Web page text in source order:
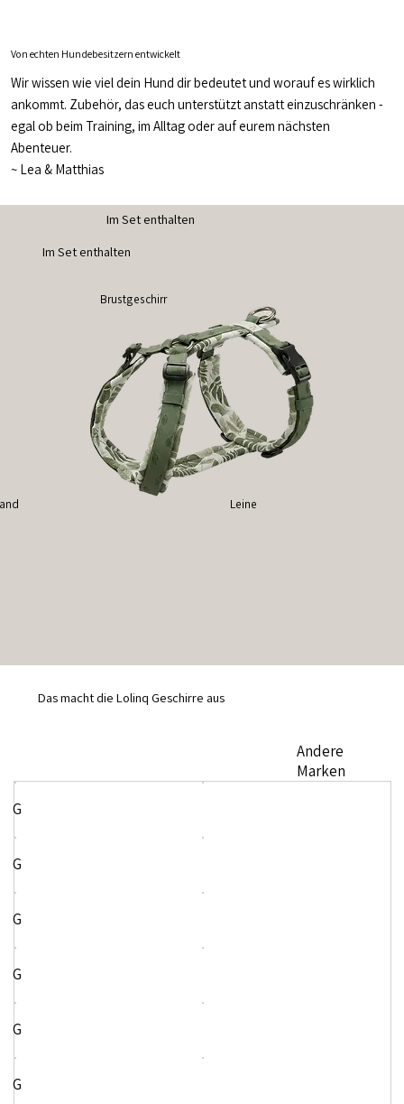
Von echten Hundebesitzern entwickelt
Wir wissen wie viel dein Hund dir bedeutet und worauf es wirklich
ankommt. Zubehör, das euch unterstützt anstatt einzuschränken -
egal ob beim Training, im Alltag oder auf eurem nächsten
Abenteuer.
~Lea & Matthias
Brustgeschirr
Im Set enthalten
Im Set enthalten
Leine
Das macht die Lolinq Geschirre aus
Andere
Marken
G
G
G
G
G
G